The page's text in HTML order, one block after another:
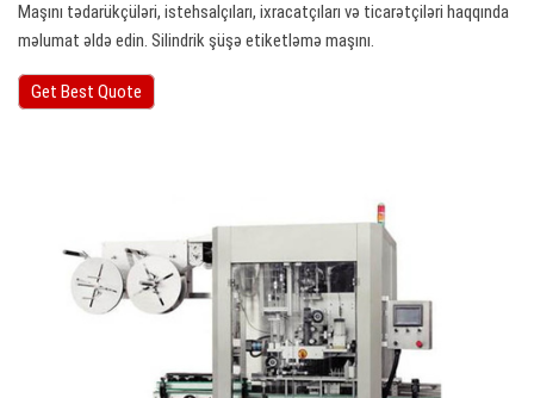
Maşını tədarükçüləri, istehsalçıları, ixracatçıları və ticarətçiləri haqqında
məlumat əldə edin. Silindrik şüşə etiketləmə maşını.
Get Best Quote